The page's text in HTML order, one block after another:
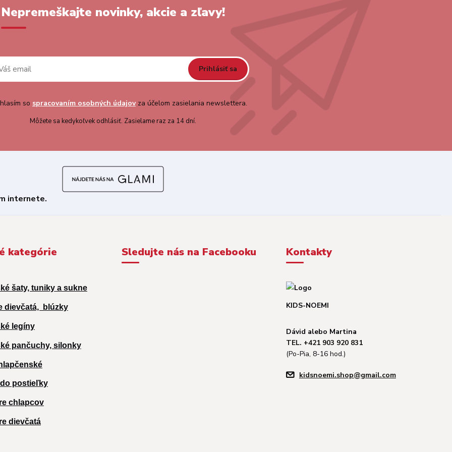
Nepremeškajte novinky, akcie a zľavy!
Prihlásiť sa
so spracovaním osobných údajovza účelom zasielania newslettera.
Môžete sa kedykoľvek odhlásiť. Zasielame raz za 14 dní.
kategórie
šaty, tuniky a sukne
dievčatá, blúzky
legíny
pančuchy, silonky
postieľky
chlapcov
dievčatá
Sledujte nás na Facebooku Kontakty
KIDS-NOEMI
Dávid alebo Martina
TEL. +421 903 920 831
(Po-Pia, 8-16 hod.)
kidsnoemi.shop@gmail.com